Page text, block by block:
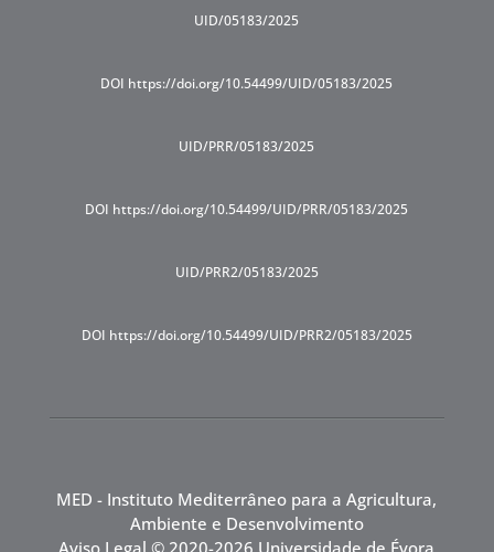
UID/05183/2025
DOI https://doi.org/10.54499/UID/05183/2025
UID/PRR/05183/2025
DOI https://doi.org/10.54499/UID/PRR/05183/2025
UID/PRR2/05183/2025
DOI https://doi.org/10.54499/UID/PRR2/05183/2025
MED - Instituto Mediterrâneo para a Agricultura,
Ambiente e Desenvolvimento